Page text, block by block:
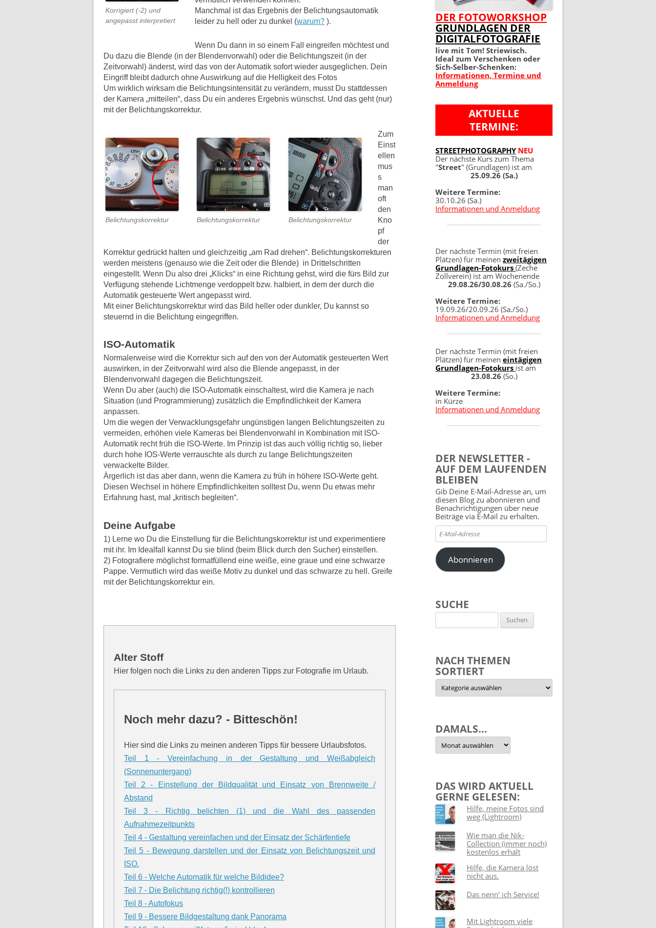
MEIN PERFEKTES FOTO 2.
AUFLAGE
100 TIPPS UND TRICKS 4.
AUFLAGE
DIVERSES
TOM! UNTERSTÜTZEN
WO IST TOM?
DATENSCHUTZERKLÄRUNG
Korrigiert (-2) und
angepasst interpretiert
Manchmal ist das Ergebnis der Belichtungsautomatik
leider zu hell oder zu dunkel (warum? ).
Wenn Du dann in so einem Fall eingreifen möchtest und
Du dazu die Blende (in der Blendenvorwahl) oder die Belichtungszeit (in der
Zeitvorwahl) änderst, wird das von der Automatik sofort wieder ausgeglichen. Dein
Eingriff bleibt dadurch ohne Auswirkung auf die Helligkeit des Fotos
Um wirklich wirksam die Belichtungsintensität zu verändern, musst Du stattdessen
der Kamera „mitteilen“, dass Du ein anderes Ergebnis wünschst. Und das geht (nur)
mit der Belichtungskorrektur.
Belichtungskorrektur Belichtungskorrektur Belichtungskorrektur
Zum
Einst
ellen
mus
s
man
oft
den
Kno
pf
der
Korrektur gedrückt halten und gleichzeitig „am Rad drehen“. Belichtungskorrekturen
werden meistens (genauso wie die Zeit oder die Blende) in Drittelschritten
eingestellt. Wenn Du also drei „Klicks“ in eine Richtung gehst, wird die fürs Bild zur
Verfügung stehende Lichtmenge verdoppelt bzw. halbiert, in dem der durch die
Automatik gesteuerte Wert angepasst wird.
Mit einer Belichtungskorrektur wird das Bild heller oder dunkler, Du kannst so
steuernd in die Belichtung eingegriffen.
ISO-Automatik
Normalerweise wird die Korrektur sich auf den von der Automatik gesteuerten Wert
auswirken, in der Zeitvorwahl wird also die Blende angepasst, in der
Blendenvorwahl dagegen die Belichtungszeit.
Wenn Du aber (auch) die ISO-Automatik einschaltest, wird die Kamera je nach
Situation (und Programmierung) zusätzlich die Empfindlichkeit der Kamera
anpassen.
Um die wegen der Verwacklungsgefahr ungünstigen langen Belichtungszeiten zu
vermeiden, erhöhen viele Kameras bei Blendenvorwahl in Kombination mit ISO-
Automatik recht früh die ISO-Werte. Im Prinzip ist das auch völlig richtig so, lieber
durch hohe IOS-Werte verrauschte als durch zu lange Belichtungszeiten
verwackelte Bilder.
Ärgerlich ist das aber dann, wenn die Kamera zu früh in höhere ISO-Werte geht.
Diesen Wechsel in höhere Empfindlichkeiten solltest Du, wenn Du etwas mehr
Erfahrung hast, mal „kritisch begleiten“.
Deine Aufgabe
1) Lerne wo Du die Einstellung für die Belichtungskorrektur ist und experimentiere
mit ihr. Im Idealfall kannst Du sie blind (beim Blick durch den Sucher) einstellen.
2) Fotografiere möglichst formatfüllend eine weiße, eine graue und eine schwarze
Pappe. Vermutlich wird das weiße Motiv zu dunkel und das schwarze zu hell. Greife
mit der Belichtungskorrektur ein.
Alter Stoff
Hier folgen noch die Links zu den anderen Tipps zur Fotografie im Urlaub.
Noch mehr dazu? - Bitteschön!
Hier sind die Links zu meinen anderen Tipps für bessere Urlaubsfotos.
Teil 1 - Vereinfachung in der Gestaltung und Weißabgleich
(Sonnenuntergang)
Teil 2 - Einstellung der Bildqualität und Einsatz von Brennweite /
Abstand
Teil 3 - Richtig belichten (1) und die Wahl des passenden
Aufnahmezeitpunkts
Teil 4 - Gestaltung vereinfachen und der Einsatz der Schärfentiefe
Teil 5 - Bewegung darstellen und der Einsatz von Belichtungszeit und
ISO.
Teil 6 - Welche Automatik für welche Bildidee?
Teil 7 - Die Belichtung richtig(!) kontrollieren
Teil 8 - Autofokus
Teil 9 - Bessere Bildgestaltung dank Panorama
DER FOTOWORKSHOP
GRUNDLAGEN DER
DIGITALFOTOGRAFIE
live mit Tom! Striewisch.
Ideal zum Verschenken oder
Sich-Selber-Schenken:
Informationen, Termine und
Anmeldung
AKTUELLE
TERMINE:
STREETPHOTOGRAPHY NEU
Der nächste Kurs zum Thema
"Street" (Grundlagen) ist am
25.09.26 (Sa.)
Weitere Termine:
30.10.26 (Sa.)
Informationen und Anmeldung
Der nächste Termin (mit freien
Plätzen) für meinenzweitägigen
Grundlagen-Fotokurs(Zeche
Zollverein) ist am Wochenende
29.08.26/30.08.26 (Sa./So.)
Weitere Termine:
19.09.26/20.09.26 (Sa./So.)
Informationen und Anmeldung
Der nächste Termin (mit freien
Plätzen) für meineneintägigen
Grundlagen-Fotokurs ist am
23.08.26 (So.)
Weitere Termine:
in Kürze
Informationen und Anmeldung
DER NEWSLETTER -
AUF DEM LAUFENDEN
BLEIBEN
Gib Deine E-Mail-Adresse an, um
diesen Blog zu abonnieren und
Benachrichtigungen über neue
Beiträge via E-Mail zu erhalten.
E-
Mail-
Adresse
Abonnieren
SUCHE
nach:
NACH THEMEN
SORTIERT
Nach
Themen
sortiert
DAMALS…
Damals…
DAS WIRD AKTUELL
GERNE GELESEN:
Hilfe, meine Fotos sind
weg (Lightroom)
Wie man die Nik-
Collection (immer noch)
kostenlos erhält
Hilfe, die Kamera löst
nicht aus.
Das nenn' ich Service!
Mit Lightroom viele